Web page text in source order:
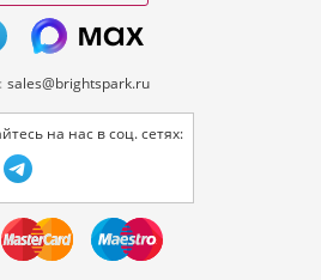
sales@brightspark.ru
на нас в соц. сетях: